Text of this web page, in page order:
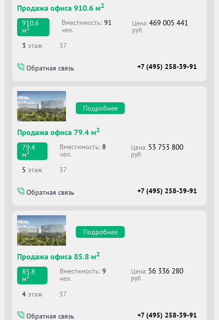
Продажа офиса 910.6 м2
910.6
м2
Вместимоcть: 91
чел.
Цена:469 005 441
руб.
3 этаж 37
Обратная связь +7 (495) 258-39-91
Подробнее
Продажа офиса 79.4 м2
79.4
м2
Вместимоcть: 8
чел.
Цена: 53 753 800
руб.
5 этаж 37
Обратная связь +7 (495) 258-39-91
Подробнее
Продажа офиса 85.8 м2
85.8
м2
Вместимоcть:9
чел.
Цена: 56 336 280
руб.
4 этаж 37
Обратная связь +7 (495) 258-39-91